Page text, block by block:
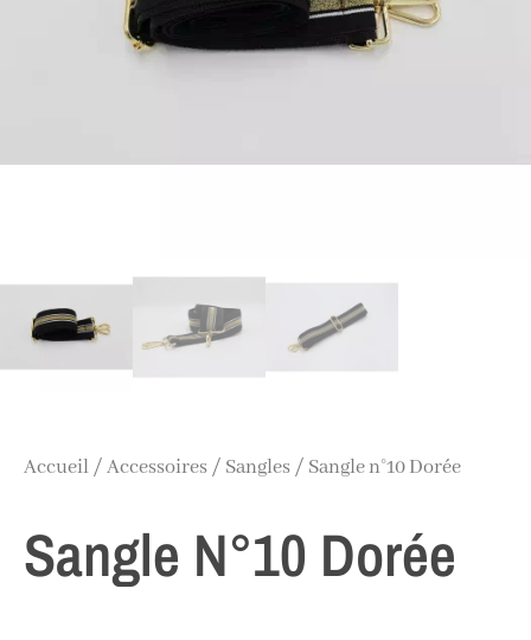
Accueil /Accessoires / Sangles / Sangle n°10 Dorée
Sangle N°10 Dorée